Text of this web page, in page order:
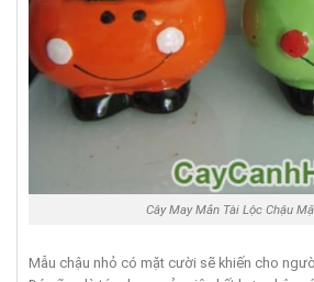
Cây May Mắn Tài Lộc Chậu
Mẫu chậu nhỏ có mặt cười sẽ khiến cho